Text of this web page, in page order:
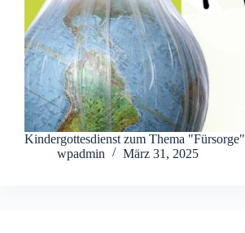
Kindergottesdienst zum Thema "Fürsorge"
wpadmin
März 31, 2025